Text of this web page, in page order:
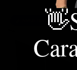
🤝 INMUEBLE EN